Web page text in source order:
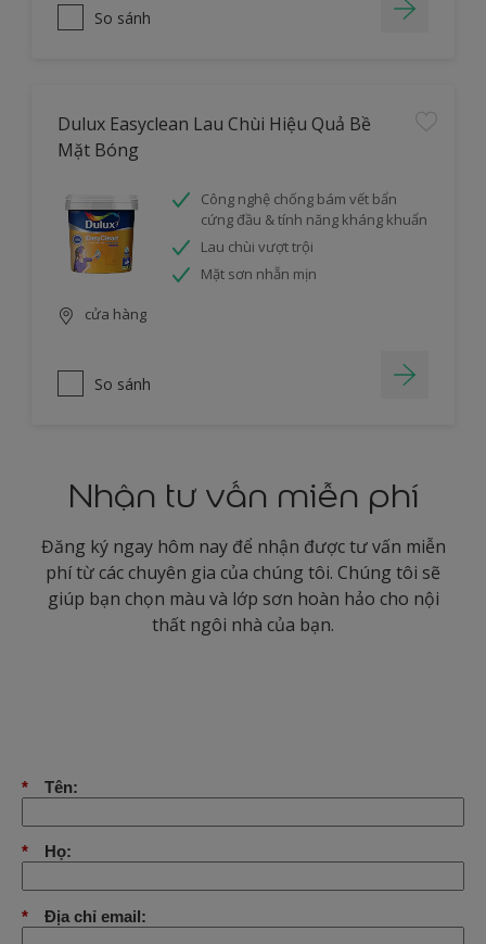
So sánh
Dulux Easyclean Lau Chùi Hiệu Quả Bề
Mặt Bóng
Công nghệ chống bám vết bẩn
cứng đầu & tính năng kháng khuẩn
Lau chùi vượt trội
Mặt sơn nhẵn mịn
cửa hàng
So sánh
Nhận tư vấn miễn phí
Đăng ký ngay hôm nay để nhận được tư vấn miễn
phí từ các chuyên gia của chúng tôi. Chúng tôi sẽ
giúp bạn chọn màu và lớp sơn hoàn hảo cho nội
thất ngôi nhà của bạn.